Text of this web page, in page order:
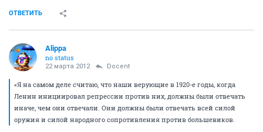
ОТВЕТИТЬ
Alippa
no status
22 марта 2012 Docent
«Я на самом деле считаю, что наши верующие в 1920-е годы, когда
Ленин инициировал репрессии против них, должны были отвечать
иначе, чем они отвечали. Они должны были отвечать всей силой
оружия и силой народного сопротивления против большевиков.